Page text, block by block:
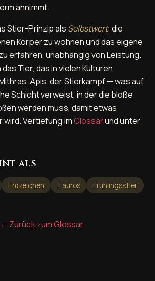
annimmt.
Stier-Prinzip als Selbstwert: die
Körper zu wohnen und das eigene
erfahren, unabhängig von Leistung.
Tier, das in vielen Kulturen
Apis, der Stierkampf — was auf
Schicht verweist, in der die bloße
werden muss, damit etwas
Vertiefung imGlossarund unter
als
Erdzeichen Tauros Frühlingsstier
← Zurück zum Glossar